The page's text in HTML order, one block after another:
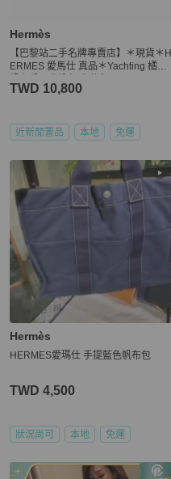
Hermès
【巴黎站二手名牌專賣店】＊現貨＊H
ERMES 愛馬仕 真品＊Yachting 橘字
TWD 10,800
近新閒置品 本地 免運
Hermès
HERMES愛瑪仕 手提藍色帆布包
TWD 4,500
狀況尚可 本地 免運